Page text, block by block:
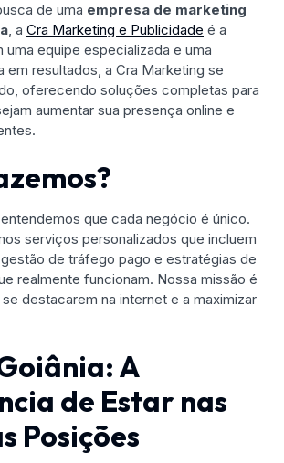
de uma empresa de marketing
, a Cra Marketing e Publicidade é a
uma equipe especializada e uma
em resultados, a Cra Marketing se
oferecendo soluções completas para
aumentar sua presença online e
que cada negócio é único.
serviços personalizados que incluem
, gestão de tráfego pago e estratégias de
realmente funcionam. Nossa missão é
destacarem na internet e a maximizar
A
de Estar nas
Posições